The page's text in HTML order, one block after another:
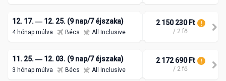
12. 17. ― 12. 25. (9 nap/7 éjszaka)
4 hónap múlva Bécs All Inclusive
2 150 230 Ft
/ 2 fő
11. 25. ― 12. 03. (9 nap/7 éjszaka)
3 hónap múlva Bécs All Inclusive
2 172 690 Ft
/ 2 fő